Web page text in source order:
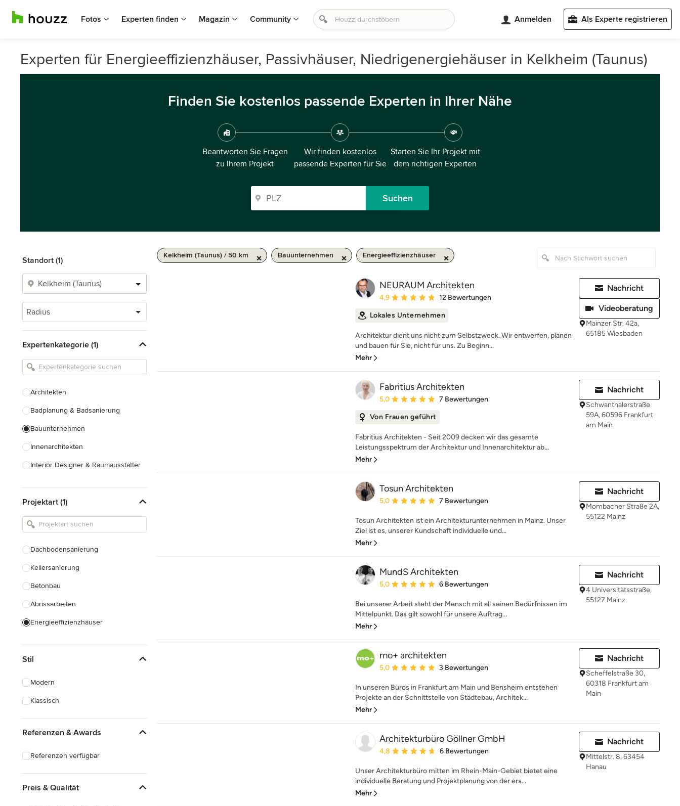
Fotos Experten finden Magazin Community Anmelden Als Experte registrieren
Experten für Energieeffizienzhäuser, Passivhäuser, Niedrigenergiehäuser in Kelkheim (Taunus)
Finden Sie kostenlos passende Experten in Ihrer Nähe
Beantworten Sie Fragen
zu Ihrem Projekt
Wir finden kostenlos
passende Experten für Sie
Starten Sie Ihr Projekt mit
dem richtigen Experten
Suchen
Standort (1)
Radius
Expertenkategorie (1)
Architekten
Badplanung & Badsanierung
Bauunternehmen
Innenarchitekten
Interior Designer & Raumausstatter
Landschaftsarchitekten
Armaturen & Sanitärbedarf
Projektart (1)
Dachbodensanierung
Kellersanierung
Betonbau
Abrissarbeiten
Energieeffizienzhäuser
Garagenbau
Alle anzeigen
Stil
Modern
Klassisch
Referenzen & Awards
Referenzen verfügbar
Preis & Qualität
Kelkheim (Taunus) / 50 km Bauunternehmen Energieeffizienzhäuser
NEURAUM Architekten
Durchschnittliche Bewertung: 4.9 von 5 Sternen
4,9 12 Bewertungen
Lokales Unternehmen
Architektur dient uns nicht zum Selbstzweck. Wir entwerfen, planen
und bauen für Sie, nicht für uns. Zu Beginn...
Mehr
Nachricht
Videoberatung
Mainzer Str. 42a,
65185 Wiesbaden
Fabritius Architekten
Durchschnittliche Bewertung: 5 von 5 Sternen
5,0 7 Bewertungen
Von Frauen geführt
Fabritius Architekten - Seit 2009 decken wir das gesamte
Leistungsspektrum der Architektur und Innenarchitektur ab...
Mehr
Nachricht
Schwanthalerstraße
59A, 60596 Frankfurt
am Main
Tosun Architekten
Durchschnittliche Bewertung: 5 von 5 Sternen
5,0 7 Bewertungen
Tosun Architekten ist ein Architekturunternehmen in Mainz. Unser
Ziel ist es, unserer Kundschaft individuelle und...
Mehr
Nachricht
Mombacher Straße 2A,
55122 Mainz
MundS Architekten
Durchschnittliche Bewertung: 5 von 5 Sternen
5,0 6 Bewertungen
Bei unserer Arbeit steht der Mensch mit all seinen Bedürfnissen im
Mittelpunkt. Das gilt sowohl für unsere Auftrag...
Mehr
Nachricht
4 Universitätsstraße,
55127 Mainz
mo+ architekten
Durchschnittliche Bewertung: 5 von 5 Sternen
5,0 3 Bewertungen
In unseren Büros in Frankfurt am Main und Bensheim entstehen
Projekte an der Schnittstelle von Städtebau, Architek...
Mehr
Nachricht
Scheffelstraße 30,
60318 Frankfurt am
Main
Architekturbüro Göllner GmbH
Durchschnittliche Bewertung: 4.8 von 5 Sternen
4,8 6 Bewertungen
Unser Architekturbüro mitten im Rhein-Main-Gebiet bietet eine
individuelle Beratung und Projektplanung von der ers...
Mehr
Nachricht
Mittelstr. 8, 63454
Hanau